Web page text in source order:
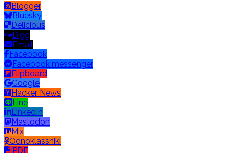
Blogger
Bluesky
Delicious
Digg
Email
Facebook
Facebook messenger
Flipboard
Google
Hacker News
Line
LinkedIn
Mastodon
Mix
Odnoklassniki
PDF